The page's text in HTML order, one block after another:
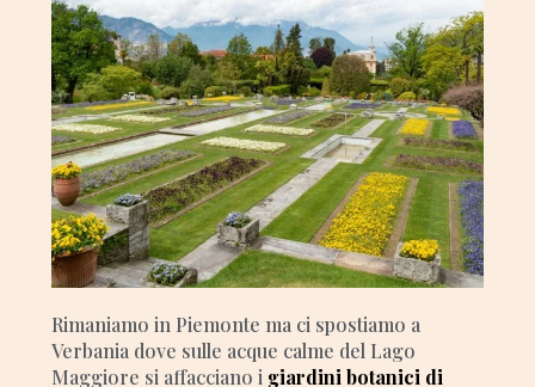
Rimaniamo in Piemonte ma ci spostiamo a
Verbania dove sulle acque calme del Lago
Maggiore si affacciano i giardini botanici di